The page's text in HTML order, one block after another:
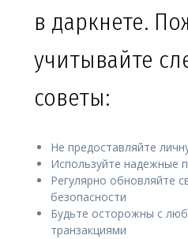
в даркнете.
учитывайте
советы:
Не предоставляйте
Используйте надежные
Регулярно обновляйте
безопасности
Будьте осторожны с
транзакциями